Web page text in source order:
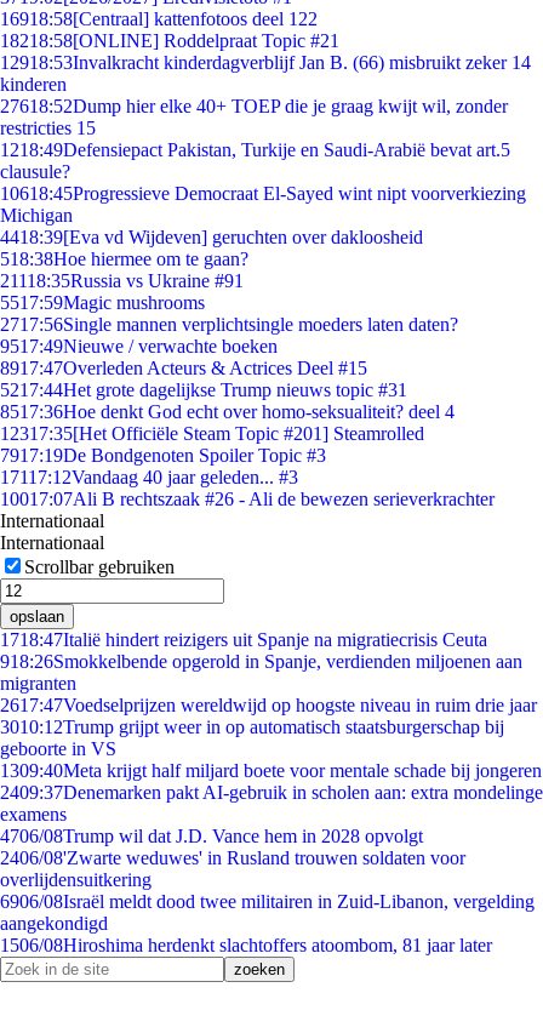
16918:58[Centraal] kattenfotoos deel 122
18218:58[ONLINE] Roddelpraat Topic #21
12918:53Invalkracht kinderdagverblijf Jan B. (66) misbruikt zeker 14
kinderen
27618:52Dump hier elke 40+ TOEP die je graag kwijt wil, zonder
restricties 15
1218:49Defensiepact Pakistan, Turkije en Saudi-Arabië bevat art.5
clausule?
10618:45Progressieve Democraat El-Sayed wint nipt voorverkiezing
Michigan
4418:39[Eva vd Wijdeven] geruchten over dakloosheid
518:38Hoe hiermee om te gaan?
21118:35Russia vs Ukraine #91
5517:59Magic mushrooms
2717:56Single mannen verplichtsingle moeders laten daten?
9517:49Nieuwe / verwachte boeken
8917:47Overleden Acteurs & Actrices Deel #15
5217:44Het grote dagelijkse Trump nieuws topic #31
8517:36Hoe denkt God echt over homo-seksualiteit? deel 4
12317:35[Het Officiële Steam Topic #201] Steamrolled
7917:19De Bondgenoten Spoiler Topic #3
17117:12Vandaag 40 jaar geleden... #3
10017:07Ali B rechtszaak #26 - Ali de bewezen serieverkrachter
Internationaal
Internationaal
Scrollbar gebruiken
opslaan
1718:47Italië hindert reizigers uit Spanje na migratiecrisis Ceuta
918:26Smokkelbende opgerold in Spanje, verdienden miljoenen aan
migranten
2617:47Voedselprijzen wereldwijd op hoogste niveau in ruim drie jaar
3010:12Trump grijpt weer in op automatisch staatsburgerschap bij
geboorte in VS
1309:40Meta krijgt half miljard boete voor mentale schade bij jongeren
2409:37Denemarken pakt AI-gebruik in scholen aan: extra mondelinge
examens
4706/08Trump wil dat J.D. Vance hem in 2028 opvolgt
2406/08'Zwarte weduwes' in Rusland trouwen soldaten voor
overlijdensuitkering
6906/08Israël meldt dood twee militairen in Zuid-Libanon, vergelding
aangekondigd
1506/08Hiroshima herdenkt slachtoffers atoombom, 81 jaar later